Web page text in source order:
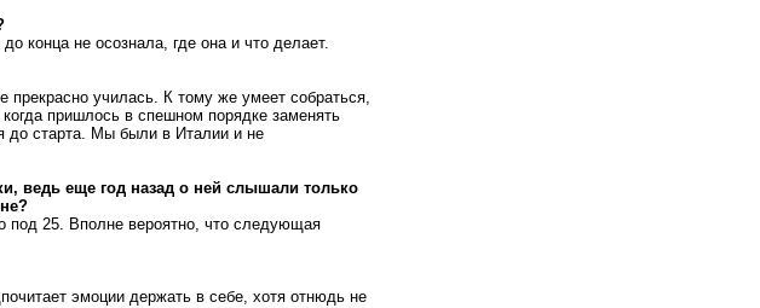
конца не осознала, где она и что делает.
училась. К тому же умеет собраться,
пришлось в спешном порядке заменять
до старта. Мы были в Италии и не
ведь еще год назад о ней слышали только
под 25. Вполне вероятно, что следующая
эмоции держать в себе, хотя отнюдь не